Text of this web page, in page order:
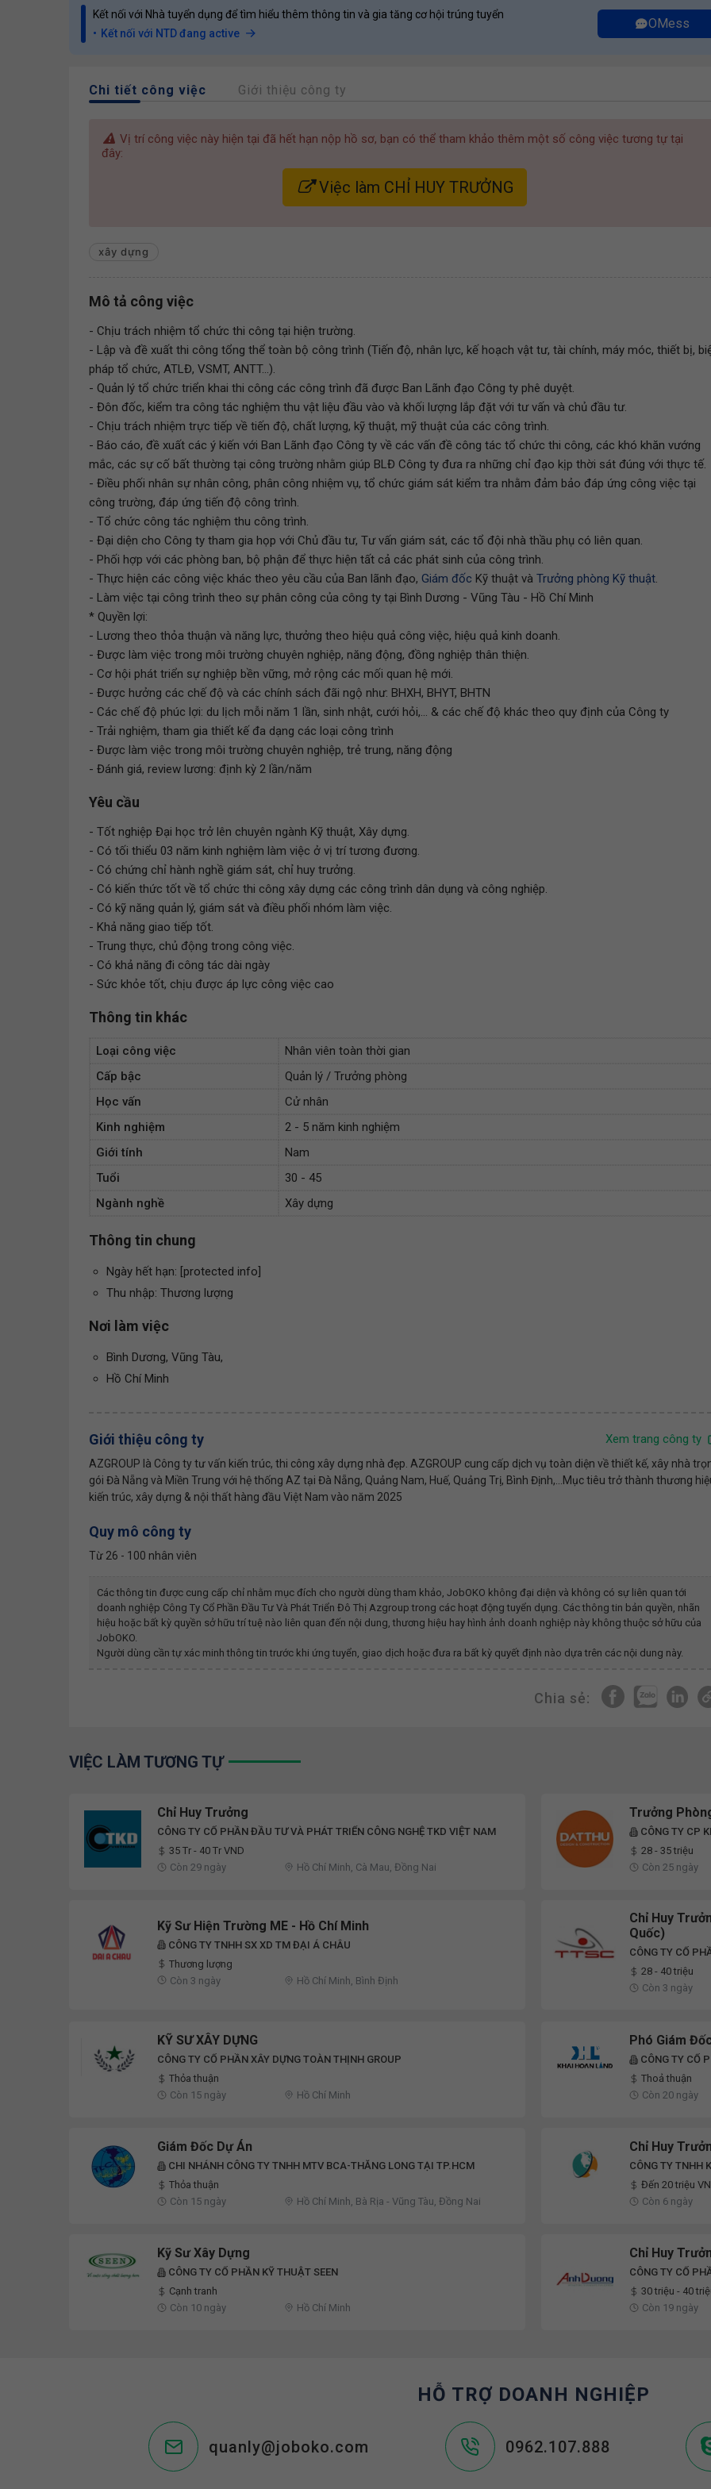
Kết nối với Nhà tuyển dụng để tìm hiểu thêm thông tin và gia tăng cơ hội trúng tuyển
Kết nối với NTD đang active
OMess
Chi tiết công việc Giới thiệu công ty
Vị trí công việc này hiện tại đã hết hạn nộp hồ sơ, bạn có thể tham khảo thêm một số công việc tương tự tại
đây:
Việc làm CHỈ HUY TRƯỞNG
xây dựng
Mô tả công việc
- Chịu trách nhiệm tổ chức thi công tại hiện trường.
- Lập và đề xuất thi công tổng thể toàn bộ công trình (Tiến độ, nhân lực, kế hoạch vật tư, tài chính, máy móc, thiết bị,
pháp tổ chức, ATLĐ, VSMT, ANTT...).
- Quản lý tổ chức triển khai thi công các công trình đã được Ban Lãnh đạo Công ty phê duyệt.
- Đôn đốc, kiểm tra công tác nghiệm thu vật liệu đầu vào và khối lượng lắp đặt với tư vấn và chủ đầu tư.
- Chịu trách nhiệm trực tiếp về tiến độ, chất lượng, kỹ thuật, mỹ thuật của các công trình.
- Báo cáo, đề xuất các ý kiến với Ban Lãnh đạo Công ty về các vấn đề công tác tổ chức thi công, các khó khăn vướng
mắc, các sự cố bất thường tại công trường nhằm giúp BLĐ Công ty đưa ra những chỉ đạo kịp thời sát đúng với thực tế.
- Điều phối nhân sự nhân công, phân công nhiệm vụ, tổ chức giám sát kiểm tra nhằm đảm bảo đáp ứng công việc tại
công trường, đáp ứng tiến độ công trình.
- Tổ chức công tác nghiệm thu công trình.
- Đại diện cho Công ty tham gia họp với Chủ đầu tư, Tư vấn giám sát, các tổ đội nhà thầu phụ có liên quan.
- Phối hợp với các phòng ban, bộ phận để thực hiện tất cả các phát sinh của công trình.
- Thực hiện các công việc khác theo yêu cầu của Ban lãnh đạo, Giám đốc Kỹ thuật và Trưởng phòng Kỹ thuật.
- Làm việc tại công trình theo sự phân công của công ty tại Bình Dương - Vũng Tàu - Hồ Chí Minh
* Quyền lợi:
- Lương theo thỏa thuận và năng lực, thưởng theo hiệu quả công việc, hiệu quả kinh doanh.
- Được làm việc trong môi trường chuyên nghiệp, năng động, đồng nghiệp thân thiện.
- Cơ hội phát triển sự nghiệp bền vững, mở rộng các mối quan hệ mới.
- Được hưởng các chế độ và các chính sách đãi ngộ như: BHXH, BHYT, BHTN
- Các chế độ phúc lợi: du lịch mỗi năm 1 lần, sinh nhật, cưới hỏi,... & các chế độ khác theo quy định của Công ty
- Trải nghiệm, tham gia thiết kế đa dạng các loại công trình
- Được làm việc trong môi trường chuyên nghiệp, trẻ trung, năng động
- Đánh giá, review lương: định kỳ 2 lần/năm
Yêu cầu
- Tốt nghiệp Đại học trở lên chuyên ngành Kỹ thuật, Xây dựng.
- Có tối thiểu 03 năm kinh nghiệm làm việc ở vị trí tương đương.
- Có chứng chỉ hành nghề giám sát, chỉ huy trưởng.
- Có kiến thức tốt về tổ chức thi công xây dựng các công trình dân dụng và công nghiệp.
- Có kỹ năng quản lý, giám sát và điều phối nhóm làm việc.
- Khả năng giao tiếp tốt.
- Trung thực, chủ động trong công việc.
- Có khả năng đi công tác dài ngày
- Sức khỏe tốt, chịu được áp lực công việc cao
Thông tin khác
Loại công việc
Nhân viên toàn thời gian
Cấp bậc
Quản lý / Trưởng phòng
Học vấn
Cử nhân
Kinh nghiệm
2 - 5 năm kinh nghiệm
Giới tính
Nam
Tuổi
30 - 45
Ngành nghề
Xây dựng
Thông tin chung
Ngày hết hạn: [protected info]
Thu nhập: Thương lượng
Nơi làm việc
Bình Dương, Vũng Tàu,
Hồ Chí Minh
Giới thiệu công ty Xem trang công ty
AZGROUP là Công ty tư vấn kiến trúc, thi công xây dựng nhà đẹp. AZGROUP cung cấp dịch vụ toàn diện về thiết kế, xây nhà
gói Đà Nẵng và Miền Trung với hệ thống AZ tại Đà Nẵng, Quảng Nam, Huế, Quảng Trị, Bình Định,...Mục tiêu trở thành thương
kiến trúc, xây dựng & nội thất hàng đầu Việt Nam vào năm 2025
Quy mô công ty
Từ 26 - 100 nhân viên
Các thông tin được cung cấp chỉ nhằm mục đích cho người dùng tham khảo, JobOKO không đại diện và không có sự liên quan tới
doanh nghiệp Công Ty Cổ Phần Đầu Tư Và Phát Triển Đô Thị Azgroup trong các hoạt động tuyển dụng. Các thông tin bản quyền, nhãn
hiệu hoặc bất kỳ quyền sở hữu trí tuệ nào liên quan đến nội dung, thương hiệu hay hình ảnh doanh nghiệp này không thuộc sở hữu của
JobOKO.
Người dùng cần tự xác minh thông tin trước khi ứng tuyển, giao dịch hoặc đưa ra bất kỳ quyết định nào dựa trên các nội dung này.
Chia sẻ:
VIỆC LÀM TƯƠNG TỰ
Chỉ Huy Trưởng
CÔNG TY CỔ PHẦN ĐẦU TƯ VÀ PHÁT TRIỂN CÔNG NGHỆ TKD VIỆT NAM
35 Tr - 40 Tr VND
Còn 29 ngày
Hồ Chí Minh, Cà Mau, Đồng Nai
Trưởng
CÔNG TY CP
28 - 35 triệu
Còn 25 ngày
Kỹ Sư Hiện Trường ME - Hồ Chí Minh
CÔNG TY TNHH SX XD TM ĐẠI Á CHÂU
Thương lượng
Còn 3 ngày
Hồ Chí Minh, Bình Định
Chỉ Huy
Quốc)
CÔNG TY CỔ
28 - 40 triệu
Còn 3 ngày
KỸ SƯ XÂY DỰNG
CÔNG TY CỔ PHẦN XÂY DỰNG TOÀN THỊNH GROUP
Thỏa thuận
Còn 15 ngày
Hồ Chí Minh
Phó Giám
CÔNG TY CỔ
Thoả thuận
Còn 20 ngày
Giám Đốc Dự Án
CHI NHÁNH CÔNG TY TNHH MTV BCA-THĂNG LONG TẠI TP.HCM
Thỏa thuận
Còn 15 ngày
Hồ Chí Minh, Bà Rịa - Vũng Tàu, Đồng Nai
Chỉ Huy
CÔNG TY TNHH
Đến 20 triệu
Còn 6 ngày
Kỹ Sư Xây Dựng
CÔNG TY CỔ PHẦN KỸ THUẬT SEEN
Cạnh tranh
Còn 10 ngày
Hồ Chí Minh
Chỉ Huy
CÔNG TY CỔ
DƯƠNG
30 triệu - 40
Còn 19 ngày
HỖ TRỢ DOANH NGHIỆP
quanly@joboko.com 0962.107.888